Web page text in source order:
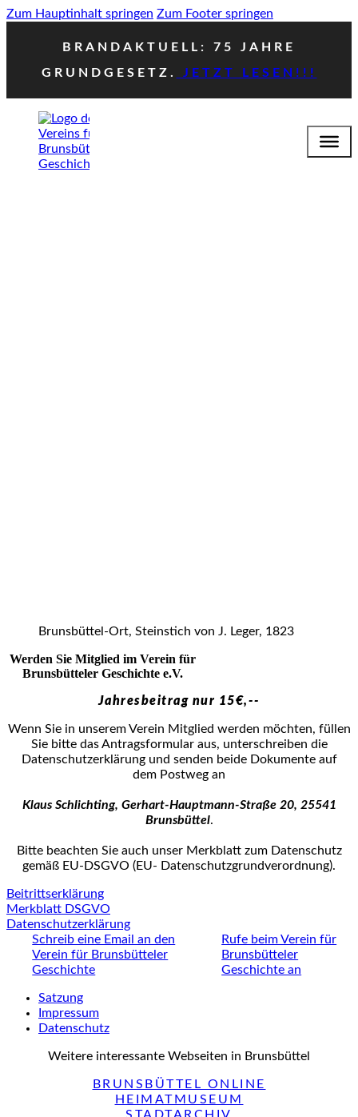
Zum Hauptinhalt springen Zum Footer springen
BRANDAKTUELL: 75 JAHRE
GRUNDGESETZ.
JETZT LESEN!!!
Brunsbüttel-Ort, Steinstich von J. Leger, 1823
Werden Sie Mitglied im Verein für
Brunsbütteler Geschichte e.V.
Jahresbeitrag nur 15€,--
Wenn Sie in unserem Verein Mitglied werden möchten, füllen
Sie bitte das Antrags­formular aus, unterschreiben die
Datenschutzerklärung und senden beide Dokumente auf
dem Postweg an
Klaus Schlichting, Gerhart-Hauptmann-Straße 20, 25541
Brunsbüttel.
Bitte beachten Sie auch unser Merkblatt zum Datenschutz
gemäß EU-DSGVO (EU- Datenschutz­grundverordnung).
Beitrittserklärung
Merkblatt DSGVO
Datenschutzerklärung
Schreib eine Email an den
Verein für Brunsbütteler
Geschichte
Rufe beim Verein für
Brunsbütteler
Geschichte an
Satzung
Impressum
Datenschutz
Weitere interessante Webseiten in Brunsbüttel
BRUNSBÜTTEL ONLINE
HEIMATMUSEUM